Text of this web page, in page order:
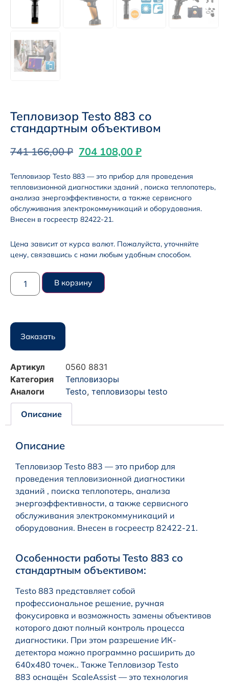
Тепловизор Testo 883 со
стандартным объективом
741 166,00₽ 704 108,00 ₽
Тепловизор Testo 883 — это прибор для проведения
тепловизионной диагностики зданий , поиска теплопотерь,
анализа энергоэффективности, а также сервисного
обслуживания электрокоммуникаций и оборудования.
Внесен в госреестр 82422-21.
Цена зависит от курса валют. Пожалуйста, уточняйте
цену, связавшись с нами любым удобным способом.
В корзину
Заказать
Артикул
0560 8831
Категория
Тепловизоры
Аналоги
Testo, тепловизоры testo
Описание
Описание
Тепловизор Testo 883 — это прибор для
проведения тепловизионной диагностики
зданий , поиска теплопотерь, анализа
энергоэффективности, а также сервисного
обслуживания электрокоммуникаций и
оборудования. Внесен в госреестр 82422-21.
Особенности работы Testo 883 со
стандартным объективом:
Testo 883 представляет собой
профессиональное решение, ручная
фокусировка и возможность замены объективов
которого дают полный контроль процесса
диагностики. При этом разрешение ИК-
детектора можно программно расширить до
640х480 точек.. Также Тепловизор Testo
883 оснащён ScaleAssist — это технология